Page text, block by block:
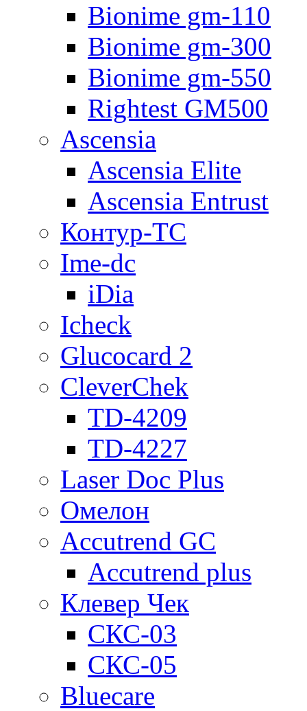
Bionime gm-110
Bionime gm-300
Bionime gm-550
Rightest GM500
Ascensia
Ascensia Elite
Ascensia Entrust
Контур-ТС
Ime-dc
iDia
Icheck
Glucocard 2
CleverChek
TD-4209
TD-4227
Laser Doc Plus
Омелон
Accutrend GC
Accutrend plus
Клевер Чек
СКС-03
СКС-05
Bluecare